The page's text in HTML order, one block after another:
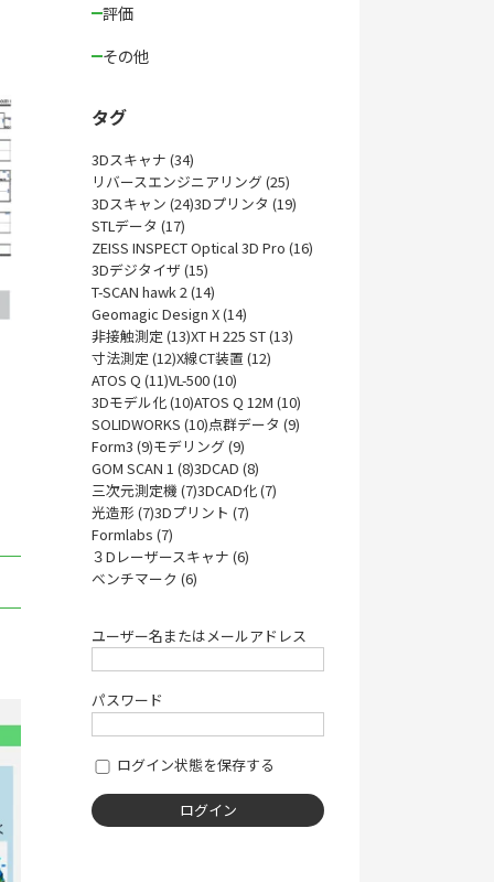
評価
その他
タグ
3Dスキャナ (34)
リバースエンジニアリング (25)
3Dスキャン (24)3Dプリンタ (19)
STLデータ (17)
ZEISS INSPECT Optical 3D Pro (16)
3Dデジタイザ (15)
T-SCAN hawk 2 (14)
Geomagic Design X (14)
非接触測定 (13)XT H 225 ST (13)
寸法測定 (12)X線CT装置 (12)
ATOS Q (11)VL-500 (10)
3Dモデル化 (10)ATOS Q 12M (10)
SOLIDWORKS (10)点群データ (9)
Form3 (9)モデリング (9)
GOM SCAN 1 (8)3DCAD (8)
三次元測定機 (7)3DCAD化 (7)
光造形 (7)3Dプリント (7)
Formlabs (7)
３Dレーザースキャナ (6)
ベンチマーク (6)
ユーザー名またはメールアドレス
パスワード
ログイン状態を保存する